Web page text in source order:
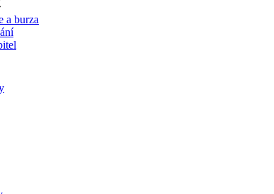
a burza